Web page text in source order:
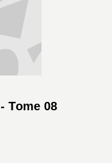
Tome 08